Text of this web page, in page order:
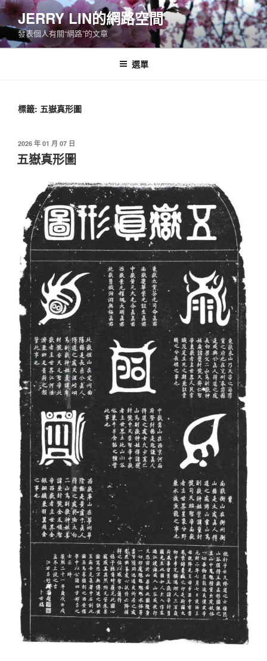
跳
至
主
要
JERRY LIN的網路空間
發表個人有關“網路”的文章
選單
標籤: 五嶽真形圖
發
佈
於
2026 年 01 月 07 日
五嶽真形圖